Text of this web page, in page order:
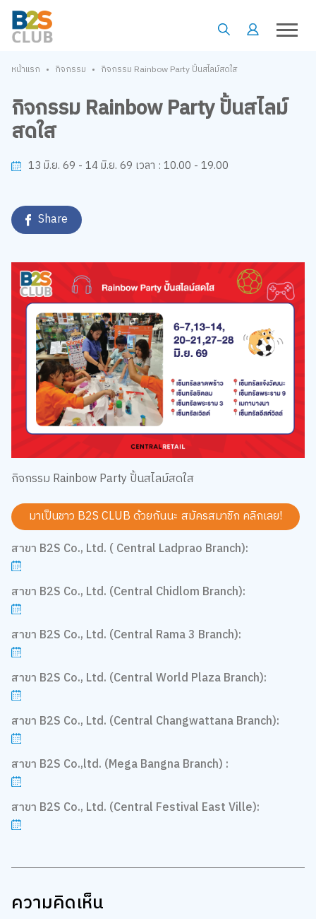
หน้าแรก • กิจกรรม • กิจกรรม Rainbow Party ปั้นสไลม์สดใส
กิจกรรม Rainbow Party ปั้นสไลม์
สดใส
13 มิ.ย. 69 - 14 มิ.ย. 69 เวลา : 10.00 - 19.00
Share
กิจกรรม Rainbow Party ปั้นสไลม์สดใส
มาเป็นชาว B2S CLUB ด้วยกันนะ สมัครสมาชิก คลิกเลย!
สาขา B2S Co., Ltd. ( Central Ladprao Branch):
สาขา B2S Co., Ltd. (Central Chidlom Branch):
สาขา B2S Co., Ltd. (Central Rama 3 Branch):
สาขา B2S Co., Ltd. (Central World Plaza Branch):
สาขา B2S Co., Ltd. (Central Changwattana Branch):
สาขา B2S Co.,ltd. (Mega Bangna Branch) :
สาขา B2S Co., Ltd. (Central Festival East Ville):
ความคิดเห็น